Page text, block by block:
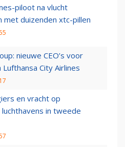
piloot na vlucht
met duizenden xtc-pillen
nieuwe CEO’s voor
City Airlines
en vracht op
in tweede